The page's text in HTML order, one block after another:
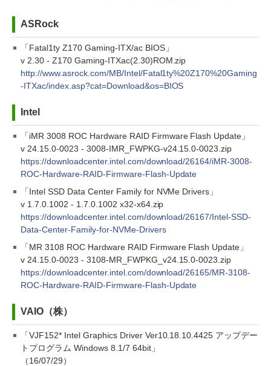
ASRock
「Fatal1ty Z170 Gaming-ITX/ac BIOS」
v 2.30 - Z170 Gaming-ITXac(2.30)ROM.zip
http://www.asrock.com/MB/Intel/Fatal1ty%20Z170%20Gaming
-ITXac/index.asp?cat=Download&os=BIOS
Intel
「iMR 3008 ROC Hardware RAID Firmware Flash Update」
v 24.15.0-0023 - 3008-IMR_FWPKG-v24.15.0-0023.zip
https://downloadcenter.intel.com/download/26164/iMR-3008-
ROC-Hardware-RAID-Firmware-Flash-Update
「Intel SSD Data Center Family for NVMe Drivers」
v 1.7.0.1002 - 1.7.0.1002 x32-x64.zip
https://downloadcenter.intel.com/download/26167/Intel-SSD-
Data-Center-Family-for-NVMe-Drivers
「MR 3108 ROC Hardware RAID Firmware Flash Update」
v 24.15.0-0023 - 3108-MR_FWPKG_v24.15.0-0023.zip
https://downloadcenter.intel.com/download/26165/MR-3108-
ROC-Hardware-RAID-Firmware-Flash-Update
VAIO（株）
「VJF152* Intel Graphics Driver Ver10.18.10.4425 アップデー
トプログラム Windows 8.1/7 64bit」
（16/07/29）